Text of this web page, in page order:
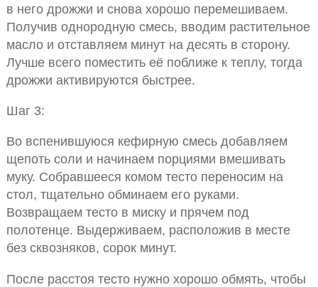
в него дрожжи и снова хорошо перемешиваем.
Получив однородную смесь, вводим растительное
масло и отставляем минут на десять в сторону.
Лучше всего поместить её поближе к теплу, тогда
дрожжи активируются быстрее.
Шаг 3:
Во вспенившуюся кефирную смесь добавляем
щепоть соли и начинаем порциями вмешивать
муку. Собравшееся комом тесто переносим на
стол, тщательно обминаем его руками.
Возвращаем тесто в миску и прячем под
полотенце. Выдерживаем, расположив в месте
без сквозняков, сорок минут.
После расстоя тесто нужно хорошо обмять, чтобы